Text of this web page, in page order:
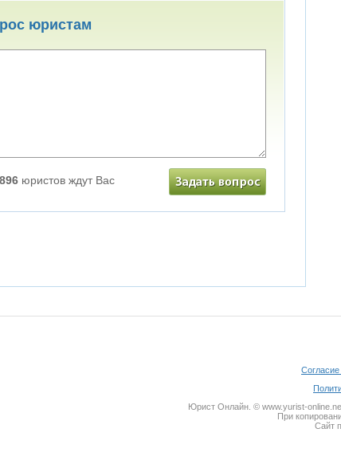
юристам
юристов ждут Вас
Юрист Онлайн. © www.yurist-
При
Сайт